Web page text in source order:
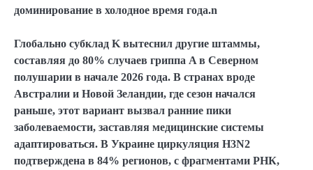
доминирование в холодное время года.n
Глобально субклад K вытеснил другие штаммы,
составляя до 80% случаев гриппа A в Северном
полушарии в начале 2026 года. В странах вроде
Австралии и Новой Зеландии, где сезон начался
раньше, этот вариант вызвал ранние пики
заболеваемости, заставляя медицинские системы
адаптироваться. В Украине циркуляция H3N2
подтверждена в 84% регионов, с фрагментами РНК,